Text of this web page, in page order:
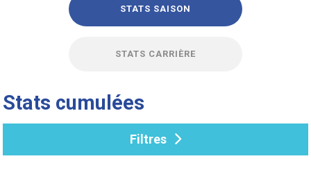
STATS SAISON
STATS CARRIÈRE
Stats cumulées
Filtres